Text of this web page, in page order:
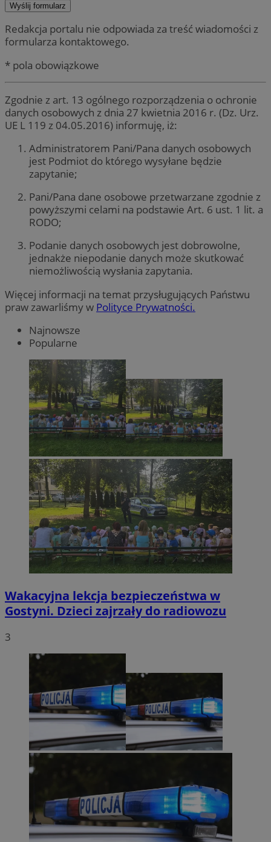
Redakcja portalu nie odpowiada za treść wiadomości z
formularza kontaktowego.
* pola obowiązkowe
Zgodnie z art. 13 ogólnego rozporządzenia o ochronie
danych osobowych z dnia 27 kwietnia 2016 r. (Dz. Urz.
UE L 119 z 04.05.2016) informuję, iż:
Administratorem Pani/Pana danych osobowych
jest Podmiot do którego wysyłane będzie
zapytanie;
Pani/Pana dane osobowe przetwarzane zgodnie z
powyższymi celami na podstawie Art. 6 ust. 1 lit. a
RODO;
Podanie danych osobowych jest dobrowolne,
jednakże niepodanie danych może skutkować
niemożliwością wysłania zapytania.
Więcej informacji na temat przysługujących Państwu
praw zawarliśmy w Polityce Prywatności.
Najnowsze
Popularne
Wakacyjna lekcja bezpieczeństwa w
Gostyni. Dzieci zajrzały do radiowozu
3